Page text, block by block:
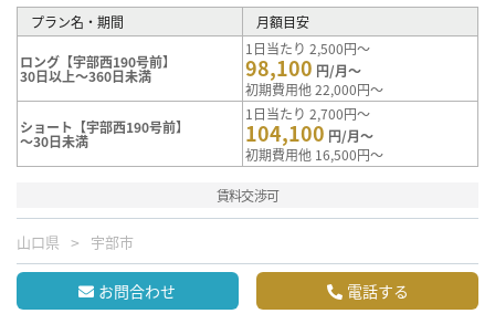
プラン名・期間 月額目安
ロング【宇部西190号前】
30日以上～360日未満
1日当たり 2,500円～
98,100 円/月～
初期費用他 22,000円～
ショート【宇部西190号前】
～30日未満
1日当たり 2,700円～
104,100 円/月～
初期費用他 16,500円～
賃料交渉可
山口県 宇部市
お問合わせ 電話する